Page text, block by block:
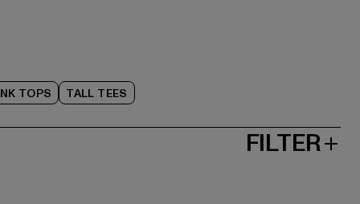
TOPS TALL TEES
FILTER